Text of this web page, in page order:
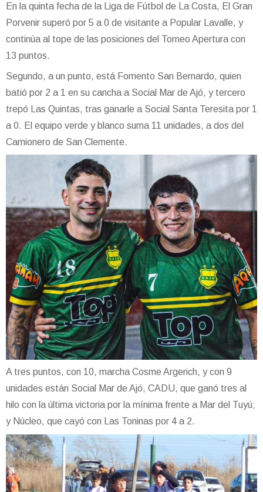
En la quinta fecha de la Liga de Fútbol de La Costa, El Gran
Porvenir superó por 5 a 0 de visitante a Popular Lavalle, y
continúa al tope de las posiciones del Torneo Apertura con
13 puntos.
Segundo, a un punto, está Fomento San Bernardo, quien
batió por 2 a 1 en su cancha a Social Mar de Ajó, y tercero
trepó Las Quintas, tras ganarle a Social Santa Teresita por 1
a 0. El equipo verde y blanco suma 11 unidades, a dos del
Camionero de San Clemente.
A tres puntos, con 10, marcha Cosme Argerich, y con 9
unidades están Social Mar de Ajó, CADU, que ganó tres al
hilo con la última victoria por la mínima frente a Mar del Tuyú;
y Núcleo, que cayó con Las Toninas por 4 a 2.